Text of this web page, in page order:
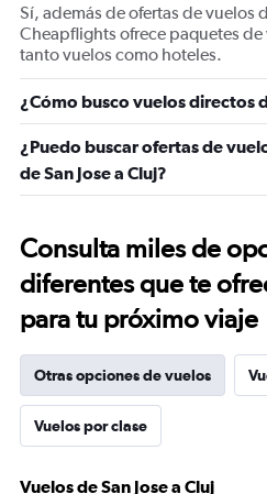
Sí, además de ofertas de vuelos
Cheapflights ofrece paquetes
tanto vuelos como hoteles.
¿Cómo busco vuelos directos
¿Puedo buscar ofertas de
de San Jose a Cluj?
Consulta miles de
diferentes que te
para tu próximo viaje
Otras opciones de vuelos
Vuelos por clase
Vuelos de San Jose a Cluj